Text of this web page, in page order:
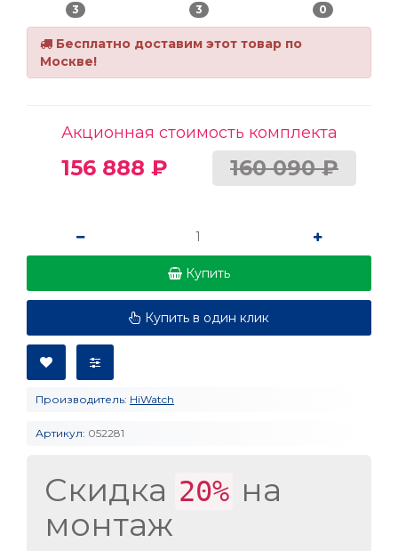
3 3 0
Бесплатно доставим этот товар по
Москве!
Акционная стоимость комплекта
156 888 ₽ 160 090 ₽
Купить
Купить в один клик
Производитель: HiWatch
Артикул: 052281
Скидка 20% на
монтаж